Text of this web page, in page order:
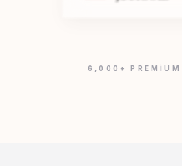
6,000+ PREMIUM